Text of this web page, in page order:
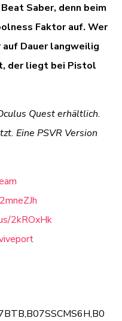
Saber, denn beim
Faktor auf. Wer
Dauer langweilig
der liegt bei Pistol
Quest erhältlich.
Eine PSVR Version
2kROxHk